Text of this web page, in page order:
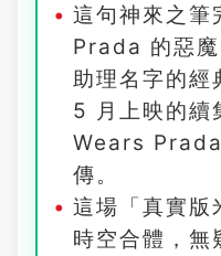
這句神來之筆
Prada 的惡
助理名字的經
5 月上映的
Wears
傳。
這場「真實版
時空合體，